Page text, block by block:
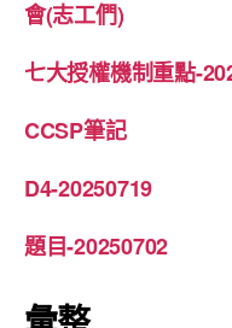
會(志工們)
七大授權機制重點-
CCSP筆記
D4-20250719
題目-20250702